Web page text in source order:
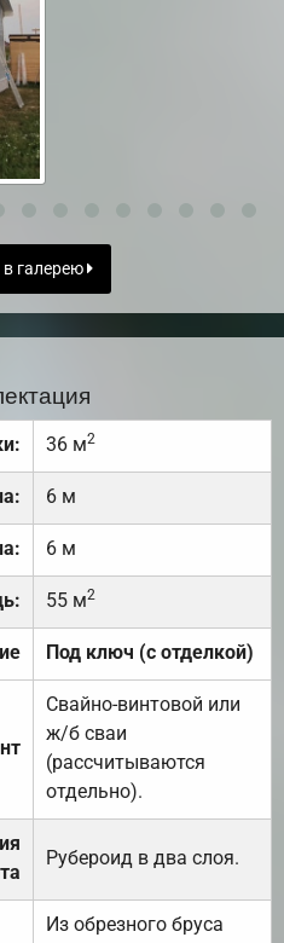
галерею
36 м2
6 м
6 м
55 м2
Под ключ (с отделкой)
Свайно-винтовой или
ж/б сваи
(рассчитываются
отдельно).
Рубероид в два слоя.
Из обрезного бруса